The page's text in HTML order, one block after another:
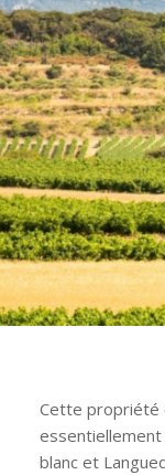
Cette propriété
blanc et